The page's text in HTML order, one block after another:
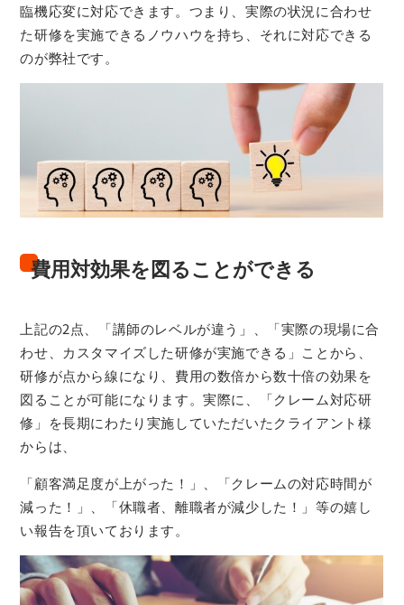
臨機応変に対応できます。つまり、実際の状況に合わせ
た研修を実施できるノウハウを持ち、それに対応できる
のが弊社です。
費用対効果を図ることができる
上記の2点、「講師のレベルが違う」、「実際の現場に合
わせ、カスタマイズした研修が実施できる」ことから、
研修が点から線になり、費用の数倍から数十倍の効果を
図ることが可能になります。実際に、「クレーム対応研
修」を長期にわたり実施していただいたクライアント様
からは、
「顧客満足度が上がった！」、「クレームの対応時間が
減った！」、「休職者、離職者が減少した！」等の嬉し
い報告を頂いております。